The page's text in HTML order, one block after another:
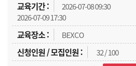
2026-07-08 09:30
2026-07-09 17:30
BEXCO
32 / 100